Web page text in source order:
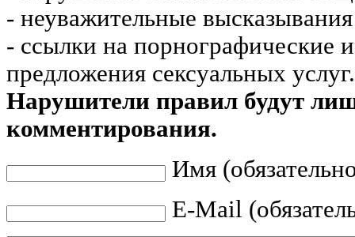
- неуважительные
- ссылки на порнографические
предложения сексуальных услуг.
Нарушители правил будут
комментирования.
Имя
E-Mail